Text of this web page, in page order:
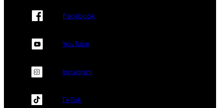
Facebook
You Tube
Instagram
TikTok